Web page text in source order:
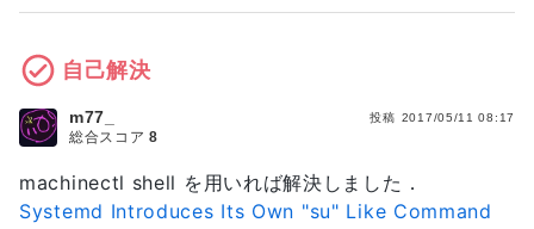
自己解決
machinectl shell を用いれば解決しました．
Systemd Introduces Its Own "su" Like Command
投稿 2017/05/11 08:17
m77_
総合スコア 8